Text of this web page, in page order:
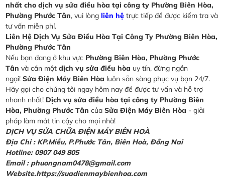
nhất cho dịch vụ sửa điều hòa tại công ty Phường Biên Hòa,
Phường Phước Tân, vui lòng liên hệ trực tiếp để được kiểm tra và
tư vấn miễn phí.
Liên Hệ Dịch Vụ Sửa Điều Hòa Tại Công Ty Phường Biên Hòa,
Phường Phước Tân
Nếu bạn đang ở khu vực Phường Biên Hòa, Phường Phước
Tân và cần mộtdịch vụ sửa điều hòa uy tín, đừng ngần
ngại!Sửa Điện Máy Biên Hòa luôn sẵn sàng phục vụ bạn 24/7.
Hãy gọi cho chúng tôi ngay hôm nay để được tư vấn và hỗ trợ
nhanh nhất! Dịch vụ sửa điều hòa tại công ty Phường Biên
Hòa, Phường Phước Tân củaSửa Điện Máy Biên Hòa - giải
pháp làm mát tin cậy cho mọi nhà!
DỊCH VỤ SỬA CHỮA ĐIỆN MÁY BIÊN HOÀ
Địa Chỉ :KP.Miễu, P.Phước Tân, Biên Hoà, Đồng Nai
Hotline: 0907 049 805
Email : phuongnam0478@gmail.com
Website.https://suadienmaybienhoa.com